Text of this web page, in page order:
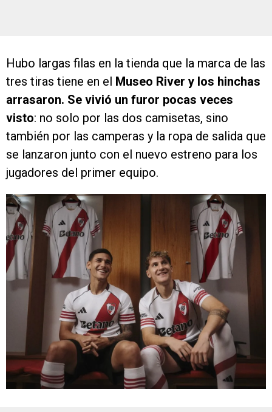
Hubo largas filas en la tienda que la marca de las
tres tiras tiene en el Museo River y los hinchas
arrasaron. Se vivió un furor pocas veces
visto: no solo por las dos camisetas, sino
también por las camperas y la ropa de salida que
se lanzaron junto con el nuevo estreno para los
jugadores del primer equipo.